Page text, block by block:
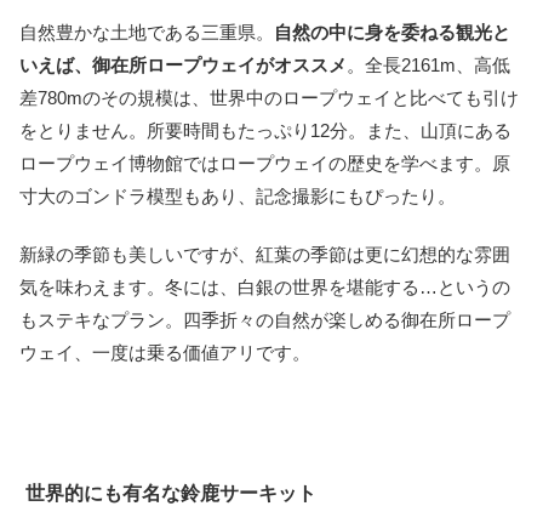
自然豊かな土地である三重県。
自然の中に身を委ねる観光と
いえば、御在所ロープウェイがオススメ 。全長2161m、高低
差780mのその規模は、世界中のロープウェイと比べても引け
をとりません。所要時間もたっぷり12分。また、山頂にある
ロープウェイ博物館ではロープウェイの歴史を学べます。原
寸大のゴンドラ模型もあり、記念撮影にもぴったり。
新緑の季節も美しいですが、紅葉の季節は更に幻想的な雰囲
気を味わえます。冬には、白銀の世界を堪能する…というの
もステキなプラン。四季折々の自然が楽しめる御在所ロープ
ウェイ、一度は乗る価値アリです。
世界的にも有名な鈴鹿サーキット